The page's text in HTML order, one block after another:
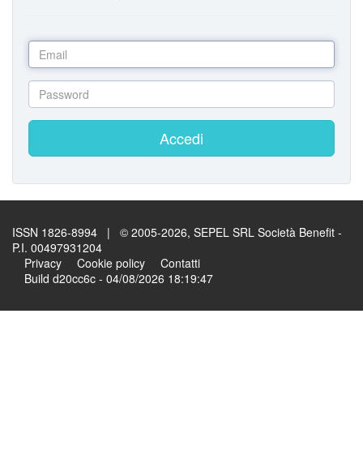
Accedi
ISSN 1826-8994 | © 2005-2026, SEPEL SRL Società Benefit -
P.I. 00497931204
Privacy
Cookie policy
Contatti
Build d20cc6c - 04/08/2026 18:19:47